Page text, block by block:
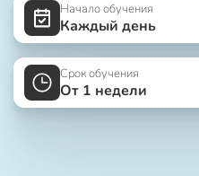
Начало обучения
Каждый день
Срок обучения
От 1 недели